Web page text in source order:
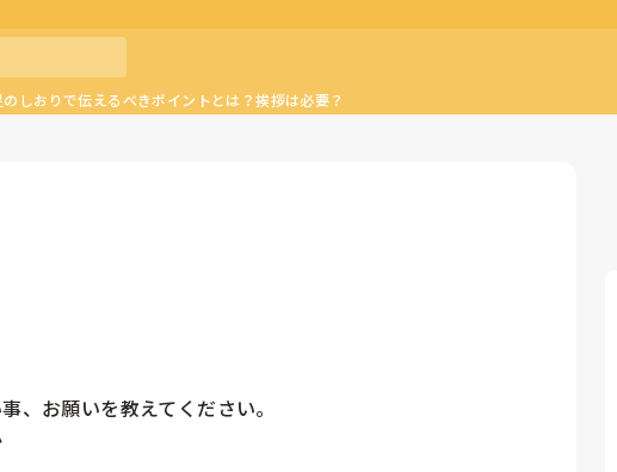
のしおりで伝えるべきポイントとは？挨拶は必要？
、お願いを教えてください。